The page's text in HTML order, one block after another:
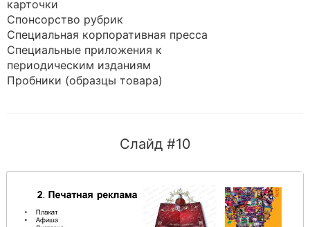
карточки
Спонсорство рубрик
Специальная корпоративная пресса
Специальные приложения к
периодическим изданиям
Пробники (образцы товара)
Слайд #10